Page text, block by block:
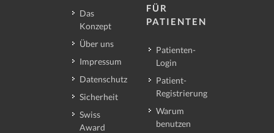
Das
Konzept
Über uns
Impressum
Datenschutz
Sicherheit
Swiss
Award
FÜR
PATIENTEN
Patienten-
Login
Patient-
Registrierung
Warum
benutzen